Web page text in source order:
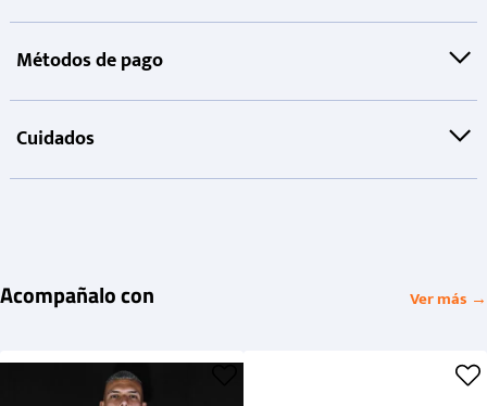
Métodos de pago
Cuidados
Acompañalo con Ver más →